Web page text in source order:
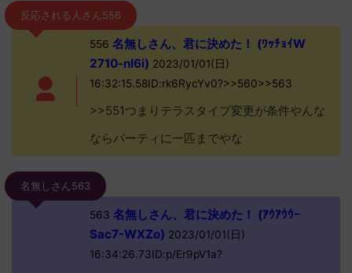
反応される人さん556
556 名無しさん、君に決めた！ (ﾜｯﾁｮｲW
2710-nI6i) 2023/01/01(日)
16:32:15.58ID:rk6RycYv0?>>560>>563
>>551つまりテラスタイプ変更が条件やんな
ならパーティに一匹までやな
名無しさん563
563 名無しさん、君に決めた！ (ｱｳｱｳｳｰ
Sac7-WXZo) 2023/01/01(日)
16:34:26.73ID:p/Er9pV1a?